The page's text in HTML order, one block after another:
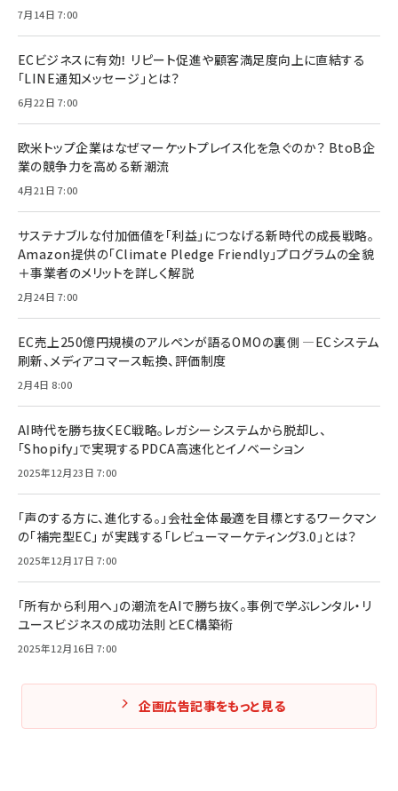
7月14日 7:00
ECビジネスに有効！ リピート促進や顧客満足度向上に直結する
「LINE通知メッセージ」とは？
6月22日 7:00
欧米トップ企業はなぜマーケットプレイス化を急ぐのか？ BtoB企
業の競争力を高める新潮流
4月21日 7:00
サステナブルな付加価値を「利益」につなげる新時代の成長戦略。
Amazon提供の「Climate Pledge Friendly」プログラムの全貌
＋事業者のメリットを詳しく解説
2月24日 7:00
EC売上250億円規模のアルペンが語るOMOの裏側 ―ECシステム
刷新、メディアコマース転換、評価制度
2月4日 8:00
AI時代を勝ち抜くEC戦略。レガシーシステムから脱却し、
「Shopify」で実現するPDCA高速化とイノベーション
2025年12月23日 7:00
「声のする方に、進化する。」会社全体最適を目標とするワークマン
の「補完型EC」 が実践する「レビューマーケティング3.0」とは？
2025年12月17日 7:00
「所有から利用へ」の潮流をAIで勝ち抜く。事例で学ぶレンタル・リ
ユースビジネスの成功法則とEC構築術
2025年12月16日 7:00
企画広告記事をもっと見る